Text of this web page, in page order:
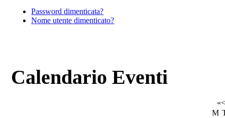
Password dimenticata?
Nome utente dimenticato?
Calendario Eventi
«<
M